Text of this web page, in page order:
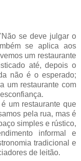
se deve julgar o
se aplica aos
um restaurante
até, depois o
não é o esperado;
um restaurante com
um restaurante que
pela rua, mas é
simples e rústico,
informal e
tradicional e
de leitão.